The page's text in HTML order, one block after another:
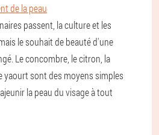
de la peau
passent, la culture et les
le souhait de beauté d'une
Le concombre, le citron, la
yaourt sont des moyens simples
la peau du visage à tout